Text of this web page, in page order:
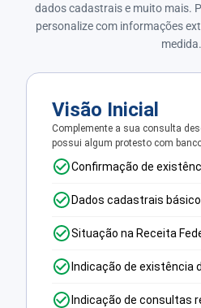
dados cadastrais e muito mais.
personalize com informações
medida.
Visão Inicial
Complemente a sua consulta
possui algum protesto com
Confirmação de
Dados cadastrais
Situação na Receita
Indicação de existência
Indicação de consultas